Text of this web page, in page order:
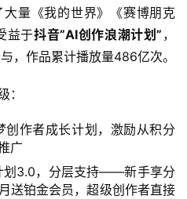
量《我的世界》《赛博朋克
益于抖音”AI创作浪潮计划” ，
，作品累计播放量486亿次。
：
创作者成长计划，激励从积分
广
划3.0，分层支持——新手享分
送铂金会员，超级创作者直接